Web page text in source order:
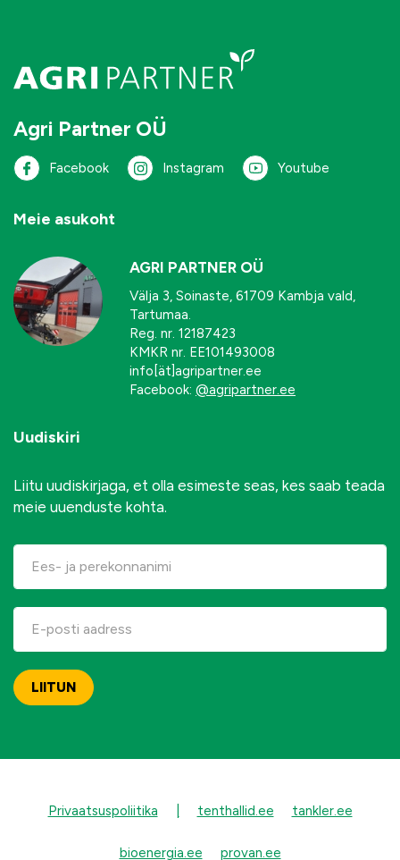
Agri Partner OÜ
Facebook Instagram Youtube
Meie asukoht
AGRI PARTNER OÜ
Välja 3, Soinaste, 61709 Kambja vald,
Tartumaa.
Reg. nr. 12187423
KMKR nr. EE101493008
info[ät]agripartner.ee
Facebook: @agripartner.ee
Uudiskiri
Liitu uudiskirjaga, et olla esimeste seas, kes saab teada
meie uuenduste kohta.
Privaatsuspoliitika tenthallid.ee tankler.ee
bioenergia.ee provan.ee